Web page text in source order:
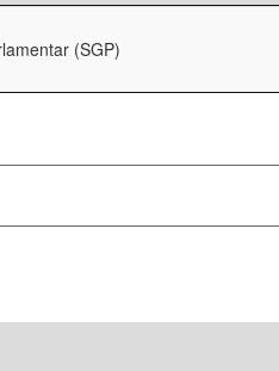
(SGP)